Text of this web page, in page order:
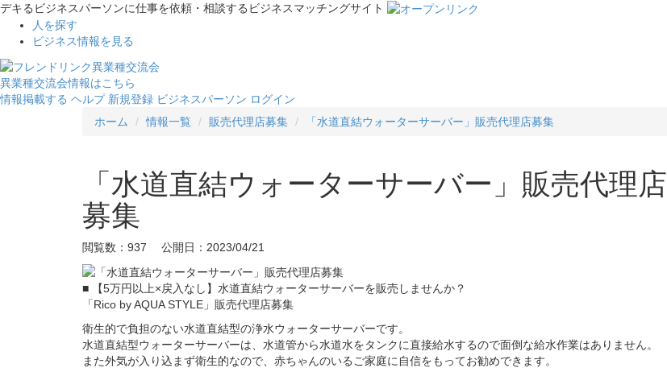
デキるビジネスパーソンに仕事を依頼・相談するビジネスマッチングサイト
人を探す
ビジネス情報を見る
異業種交流会情報はこちら
情報掲載する ヘルプ 新規登録 ビジネスパーソン ログイン
ホーム
情報一覧 販売代理店募集 「水道直結ウォーターサーバー」販売代理店募集
「水道直結ウォーターサーバー」販売代理店
募集
閲覧数：937 公開日：2023/04/21
■ 【5万円以上×戻入なし】水道直結ウォーターサーバーを販売しませんか？
「Rico by AQUA STYLE」販売代理店募集
衛生的で負担のない水道直結型の浄水ウォーターサーバーです。
水道直結型ウォーターサーバーは、水道管から水道水をタンクに直接給水するので面倒な給水作業はありません。
また外気が入り込まず衛生的なので、赤ちゃんのいるご家庭に自信をもってお勧めできます。